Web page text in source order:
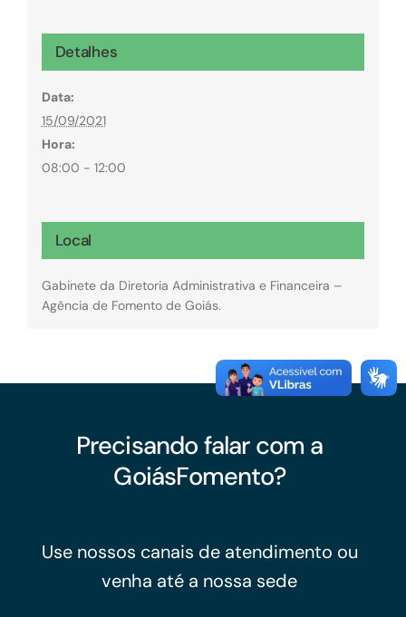
Detalhes
Data:
15/09/2021
Hora:
08:00 - 12:00
Local
Gabinete da Diretoria Administrativa e Financeira –
Agência de Fomento de Goiás.
Precisando falar com a
GoiásFomento?
Use nossos canais de atendimento ou
venha até a nossa sede